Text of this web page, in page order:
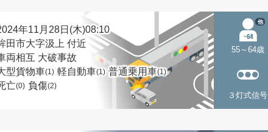
年11月28日(木)08:10
田市大字汲上 付近
両相互 大破事故
型貨物車(1) 軽自動車(1) 普通乗用車(1)
亡(0) 負傷(2)
55～64歳
他
３灯式信号